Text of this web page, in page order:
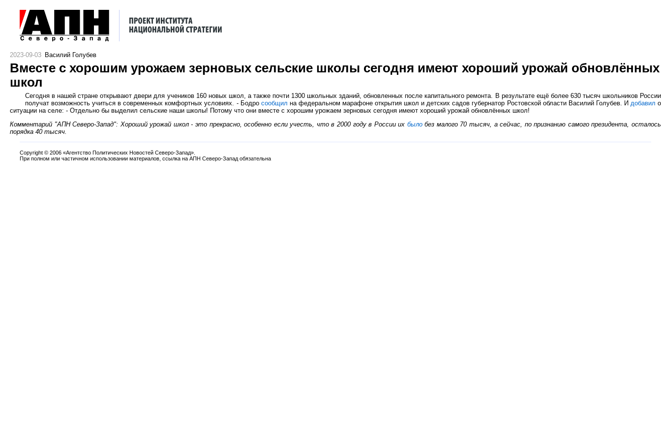
2023-09-03 Василий Голубев
Вместе с хорошим урожаем зерновых сельские школы сегодня имеют хороший урожай обновлённых
школ
Сегодня в нашей стране открывают двери для учеников 160 новых школ, а также почти 1300 школьных зданий, обновленных после капитального ремонта. В результате ещё более 630 тысяч школьников России
получат возможность учиться в современных комфортных условиях. - Бодро сообщил на федеральном марафоне открытия школ и детских садов губернатор Ростовской области Василий Голубев. И добавил о
ситуации на селе: - Отдельно бы выделил сельские наши школы! Потому что они вместе с хорошим урожаем зерновых сегодня имеют хороший урожай обновлённых школ!
Комментарий "АПН Северо-Запад": Хороший урожай школ - это прекрасно, особенно если учесть, что в 2000 году в России их былобез малого 70 тысяч, а сейчас, по признанию самого президента, осталось
порядка 40 тысяч.
Copyright © 2006 «Агентство Политических Новостей Северо-Запад».
При полном или частичном использовании материалов, ссылка на АПН Северо-Запад обязательна